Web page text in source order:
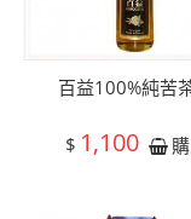
百益100%純苦
$ 1,100